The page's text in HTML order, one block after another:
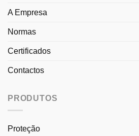
A Empresa
Normas
Certificados
Contactos
PRODUTOS
Proteção